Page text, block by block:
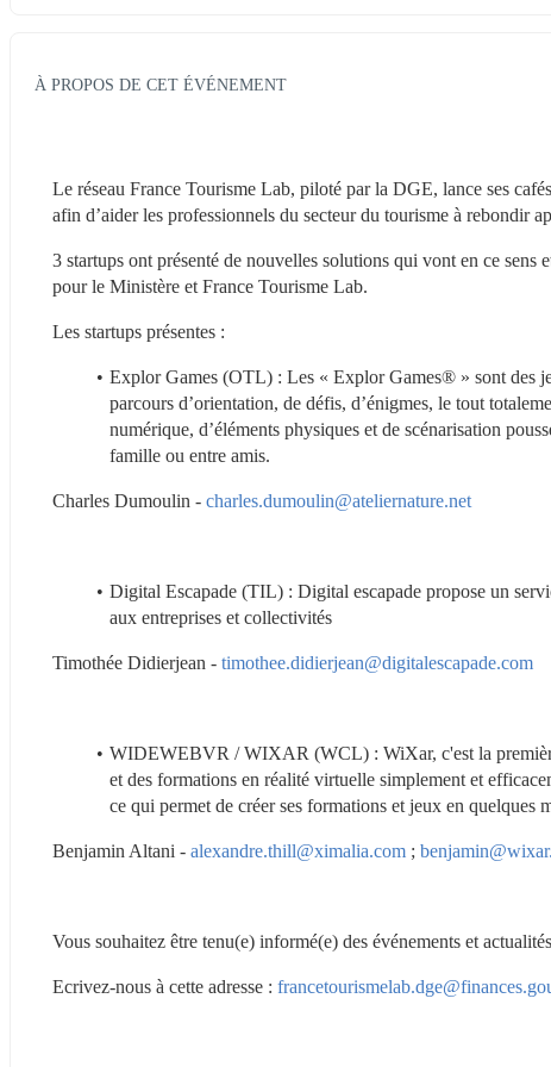
À PROPOS DE CET ÉVÉNEMENT
Le réseau France Tourisme Lab, piloté par la DGE, lance ses
afin d’aider les professionnels du secteur du tourisme à rebondir
3 startups ont présenté de nouvelles solutions qui vont en ce
pour le Ministère et France Tourisme Lab.
Les startups présentes :
Explor Games (OTL) : Les « Explor Games® » sont des
parcours d’orientation, de défis, d’énigmes, le tout
numérique, d’éléments physiques et de scénarisation
famille ou entre amis.
Charles Dumoulin - charles.dumoulin@ateliernature.net
Digital Escapade (TIL) : Digital escapade propose un
aux entreprises et collectivités
Timothée Didierjean - timothee.didierjean@digitalescapade.com
WIDEWEBVR / WIXAR (WCL) : WiXar, c'est la
et des formations en réalité virtuelle simplement et
ce qui permet de créer ses formations et jeux en quelques
Benjamin Altani - alexandre.thill@ximalia.com ;
Vous souhaitez être tenu(e) informé(e) des événements et
Ecrivez-nous à cette adresse :